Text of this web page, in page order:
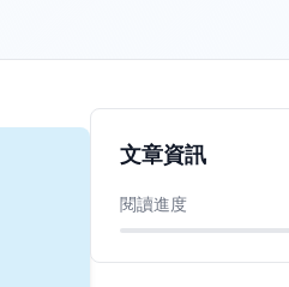
文章資訊
閱讀進度